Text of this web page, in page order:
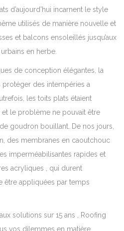
d’aujourd’hui incarnent le style
utilisés de manière nouvelle et
et balcons ensoleillés jusqu’aux
en herbe.
de conception élégantes, la
des intempéries a
les toits plats étaient
et le problème ne pouvait être
goudron bouillant. De nos jours,
des membranes en caoutchouc
imperméabilisantes rapides et
acryliques , qui durent
être appliquées par temps
aux solutions sur 15 ans , Roofing
vos dilemmes en matière